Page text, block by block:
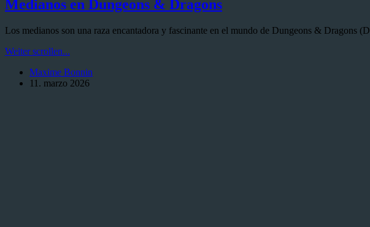
Medianos en Dungeons & Dragons
Los medianos son una raza encantadora y fascinante en el mundo de Dungeons &
Weiter scrollen...
Dungeons
&
Maxime Bonnin
11. marzo 2026